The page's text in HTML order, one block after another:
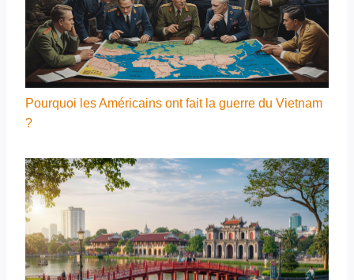
Pourquoi les Américains ont fait la guerre du Vietnam
?